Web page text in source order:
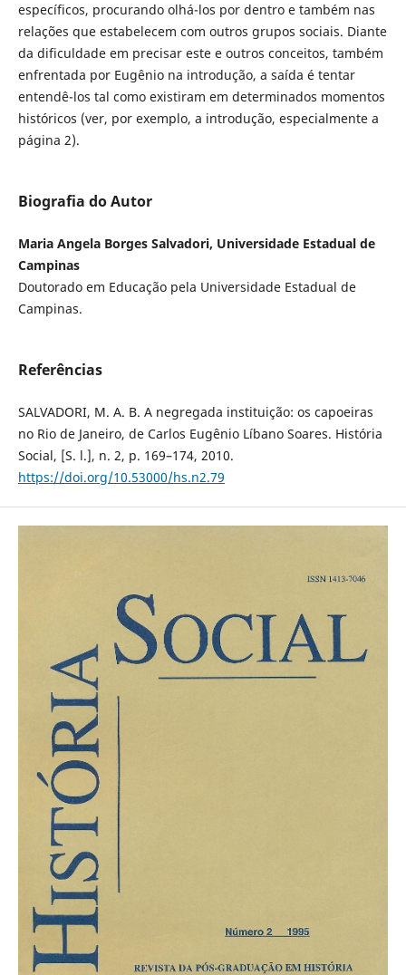
específicos, procurando olhá-los por dentro e também nas
relações que estabelecem com outros grupos sociais. Diante
da dificuldade em precisar este e outros conceitos, também
enfrentada por Eugênio na introdução, a saída é tentar
entendê-los tal como existiram em determinados momentos
históricos (ver, por exemplo, a introdução, especialmente a
página 2).
Biografia do Autor
Maria Angela Borges Salvadori, Universidade Estadual de
Campinas
Doutorado em Educação pela Universidade Estadual de
Campinas.
Referências
SALVADORI, M. A. B. A negregada instituição: os capoeiras
no Rio de Janeiro, de Carlos Eugênio Líbano Soares. História
Social, [S. l.], n. 2, p. 169–174, 2010.
https://doi.org/10.53000/hs.n2.79